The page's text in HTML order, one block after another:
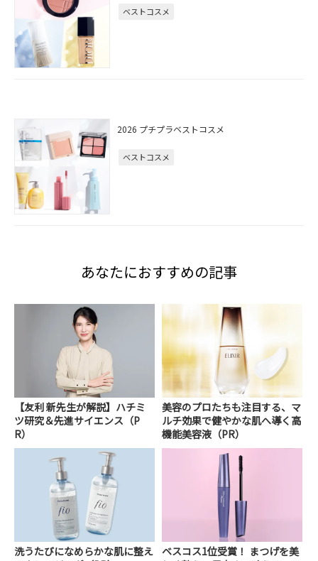
ベストコスメ
2026 プチプラベストコスメ
ベストコスメ
あなたにおすすめの記事
【友利 新先生が解説】ハチミ
ツ研究＆先進サイエンス（P
R）
美容のプロたちも注目する、マ
ルチ効果で健やかな肌へ導く高
機能美容液（PR）
洗うたびになめらかな肌に整え
ベスコス1位受賞！ まつげを美